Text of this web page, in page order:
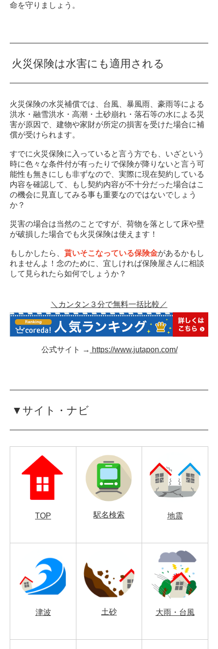
命を守りましょう。
火災保険は水害にも適用される
火災保険の水災補償では、台風、暴風雨、豪雨等による
洪水・融雪洪水・高潮・土砂崩れ・落石等の水による災
害が原因で、建物や家財が所定の損害を受けた場合に補
償が受けられます。
すでに火災保険に入っていると言う方でも、いざという
時に色々な条件付が有ったりで保険が降りないと言う可
能性も無きにしも非ずなので、実際に現在契約している
内容を確認して、もし契約内容が不十分だった場合はこ
の機会に見直してみる事も重要なのではないでしょう
か？
災害の場合は当然のことですが、荷物を落として床や壁
が破損した場合でも火災保険は使えます！
もしかしたら、 貰いそこなっている保険金があるかもし
れませんよ！念のために、宜しければ保険屋さんに相談
して見られたら如何でしょうか？
＼カンタン３分で無料一括比較／
公式サイト → https://www.jutapon.com/
▼サイト・ナビ
TOP 駅名検索 地震
津波 土砂 大雨・台風